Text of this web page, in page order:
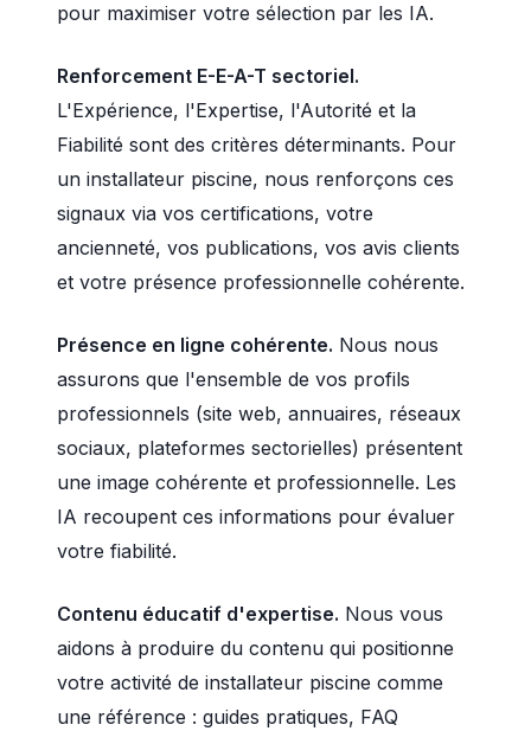
pour maximiser votre sélection par les IA.
Renforcement E-E-A-T sectoriel.
L'Expérience, l'Expertise, l'Autorité et la
Fiabilité sont des critères déterminants. Pour
un installateur piscine, nous renforçons ces
signaux via vos certifications, votre
ancienneté, vos publications, vos avis clients
et votre présence professionnelle cohérente.
Présence en ligne cohérente. Nous nous
assurons que l'ensemble de vos profils
professionnels (site web, annuaires, réseaux
sociaux, plateformes sectorielles) présentent
une image cohérente et professionnelle. Les
IA recoupent ces informations pour évaluer
votre fiabilité.
Contenu éducatif d'expertise. Nous vous
aidons à produire du contenu qui positionne
votre activité de installateur piscine comme
une référence : guides pratiques, FAQ